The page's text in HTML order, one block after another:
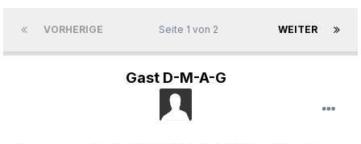
VORHERIGE WEITER
Seite 1 von 2
Gast D-M-A-G